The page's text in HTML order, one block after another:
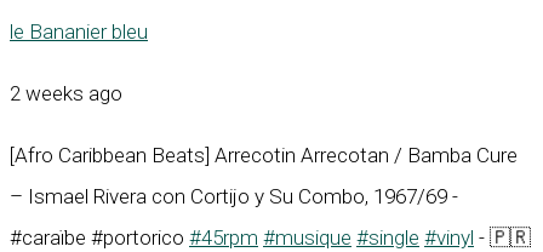
le Bananier bleu
2 weeks ago
[Afro Caribbean Beats] Arrecotin Arrecotan / Bamba Cure
– Ismael Rivera con Cortijo y Su Combo, 1967/69 -
#caraïbe #portorico #45rpm #musique #single #vinyl - 🇵🇷